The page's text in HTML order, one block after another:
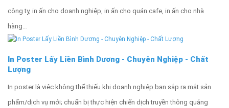
công ty, in ấn cho doanh nghiệp, in ấn cho quán cafe, in ấn cho nhà
hàng…
In Poster Lấy Liền Bình Dương - Chuyên Nghiệp - Chất
Lượng
In poster là việc không thể thiếu khi doanh nghiệp bạn sắp ra mắt sản
phẩm/dịch vụ mới; chuẩn bị thực hiện chiến dịch truyền thông quảng